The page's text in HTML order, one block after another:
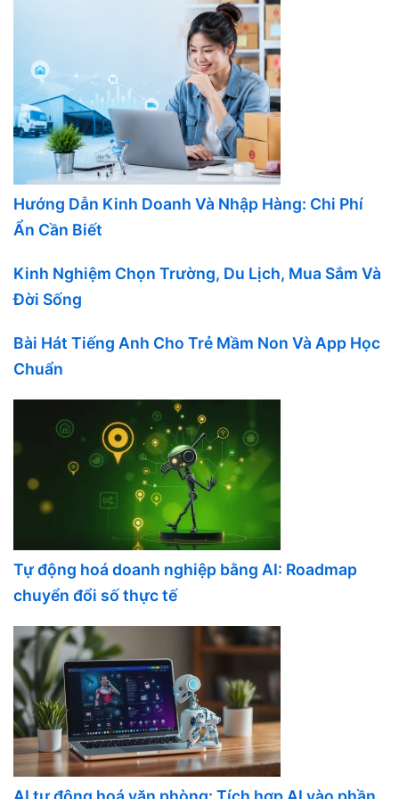
Hướng Dẫn Kinh Doanh Và Nhập Hàng: Chi Phí
Ẩn Cần Biết
Kinh Nghiệm Chọn Trường, Du Lịch, Mua Sắm Và
Đời Sống
Bài Hát Tiếng Anh Cho Trẻ Mầm Non Và App Học
Chuẩn
Tự động hoá doanh nghiệp bằng AI: Roadmap
chuyển đổi số thực tế